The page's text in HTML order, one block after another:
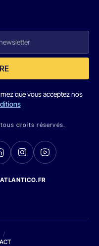
que vous acceptez nos
droits réservés.
/